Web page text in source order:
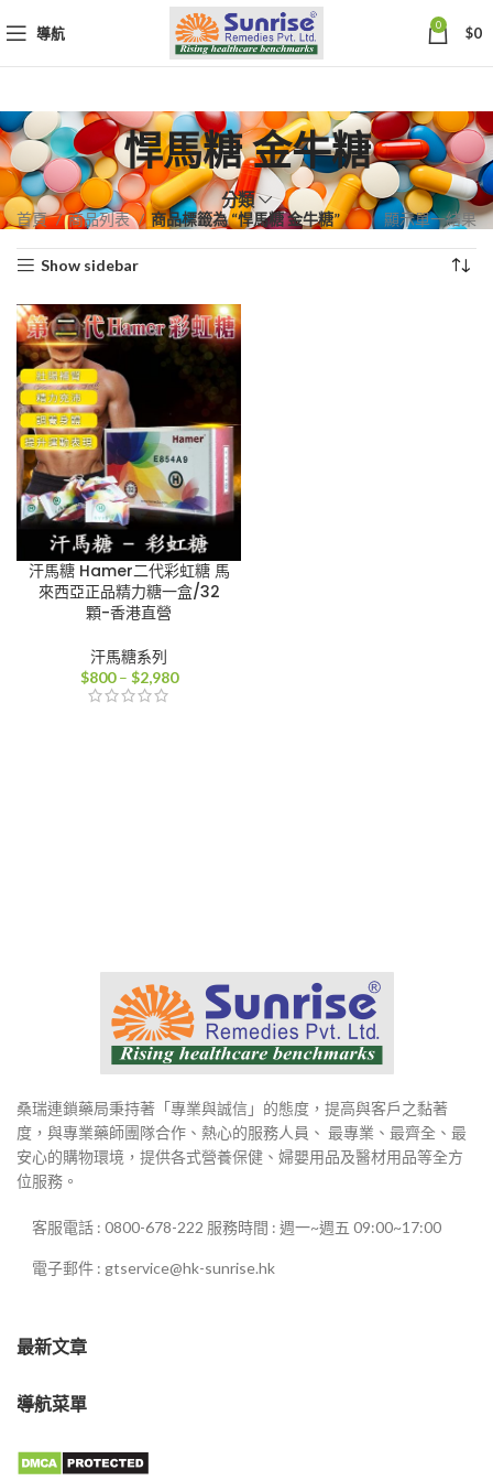
導航 0 $0
悍馬糖 金牛糖
分類
首頁 商品列表 商品標籤為 “悍馬糖 金牛糖” 顯示單一結果
Show sidebar
汗馬糖 Hamer二代彩虹糖 馬
來西亞正品精力糖一盒/32
顆-香港直營
汗馬糖系列
$800 – $2,980價
桑瑞連鎖藥局秉持著「專業與誠信」的態度，提高與客戶之黏著
度，與專業藥師團隊合作、熱心的服務人員、 最專業、最齊全、最
安心的購物環境，提供各式營養保健、婦嬰用品及醫材用品等全方
位服務。
客服電話 : 0800-678-222 服務時間 : 週一~週五 09:00~17:00
電子郵件 : gtservice@hk-sunrise.hk
最新文章
導航菜單